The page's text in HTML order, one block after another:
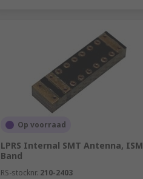
Op voorraad
LPRS Internal SMT Antenna, ISM
Band
RS-stocknr. 210-2403